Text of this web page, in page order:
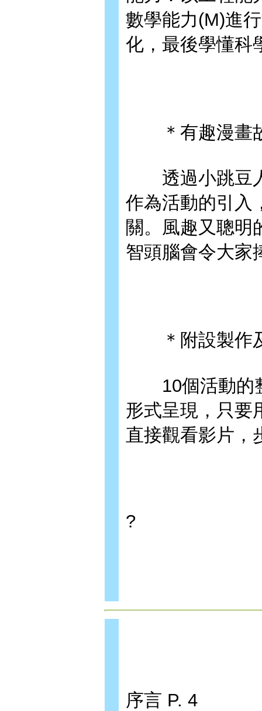
數學能力(M)進
化，最後學懂科
＊有趣漫畫
透過小跳豆人
作為活動的引入
關。風趣又聰明
智頭腦會令大家
＊附設製作
10個活動的整
形式呈現，只要
直接觀看影片，
?
序言 P. 4